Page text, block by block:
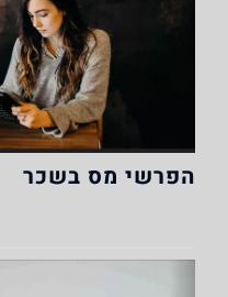
הפרשי מס בשכר